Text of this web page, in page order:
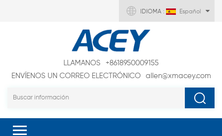
IDIOMA : Español
LLAMANOS
+8618950009155
ENVÍENOS UN CORREO ELECTRÓNICO
allen@xmacey.com